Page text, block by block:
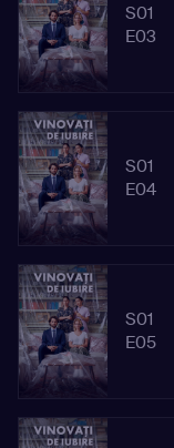
S01
E03
S01
E04
S01
E05